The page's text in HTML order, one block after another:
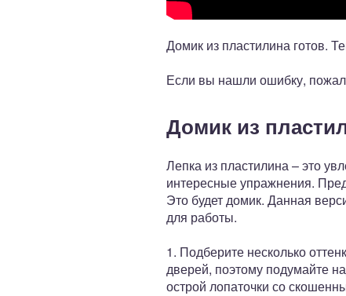
Домик из пластилина готов.
Если вы нашли ошибку,
Домик из
Лепка из пластилина – это
интересные упражнения.
Это будет домик. Данная
для работы.
1. Подберите несколько
дверей, поэтому подумайте
острой лопаточки со